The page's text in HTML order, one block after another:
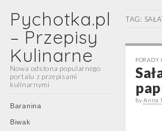
Pychotka.pl
– Przepisy
Kulinarne
Nowa odsłona popularnego
portalu z przepisami
kulinarnymi
Main
menu
Skip
content
Baranina
Biwak
TAG:
PORADY
byAnna